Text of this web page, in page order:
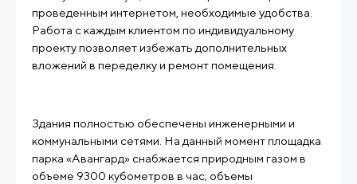
проведенным интернетом, необходимые удобства.
Работа с каждым клиентом по индивидуальному
проекту позволяет избежать дополнительных
вложений в переделку и ремонт помещения.
Здания полностью обеспечены инженерными и
коммунальными сетями. На данный момент площадка
парка «Авангард» снабжается природным газом в
объеме 9300 кубометров в час; объемы